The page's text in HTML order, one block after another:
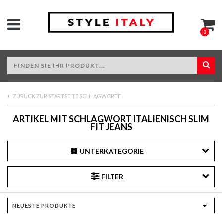
0
ZURÜCK ZUR STARTSEITE SCHLAGWORTE
ARTIKEL MIT SCHLAGWORT ITALIENISCH SLIM
FIT JEANS
UNTERKATEGORIE
FILTER